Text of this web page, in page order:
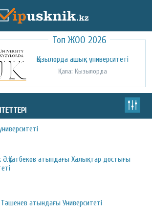
Топ ЖОО 2026
Қызылорда ашық университеті
Қала: Қызылорда
Ахмет Ясауи атындағы Халықаралық
қазақ-түрік университеті
Қала: Түркістан
атындағы Халықтар достығы
атындағы Университеті